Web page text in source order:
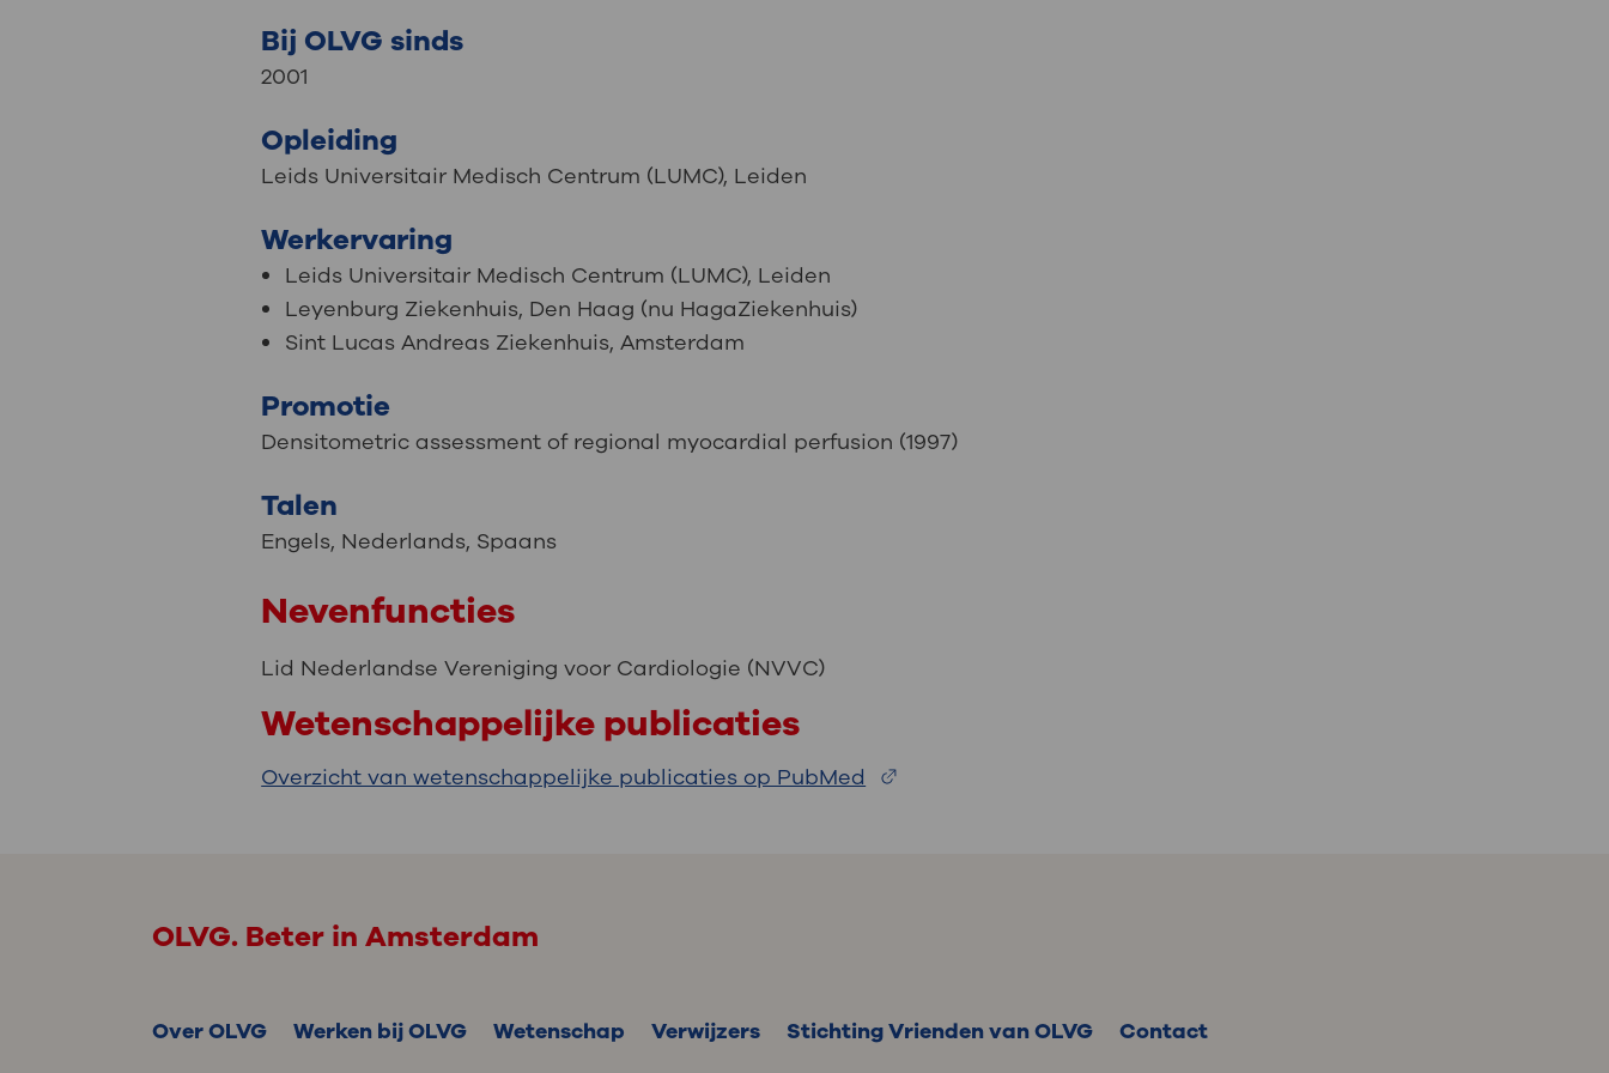
Bij OLVG sinds
2001
Opleiding
Leids Universitair Medisch Centrum (LUMC), Leiden
Werkervaring
Leids Universitair Medisch Centrum (LUMC), Leiden
Leyenburg Ziekenhuis, Den Haag (nu HagaZiekenhuis)
Sint Lucas Andreas Ziekenhuis, Amsterdam
Promotie
Densitometric assessment of regional myocardial perfusion (1997)
Talen
Engels, Nederlands, Spaans
Nevenfuncties
Lid Nederlandse Vereniging voor Cardiologie (NVVC)
Wetenschappelijke publicaties
Overzicht van wetenschappelijke publicaties op PubMed
OLVG. Beter in Amsterdam
Over OLVG Werken bij OLVG Wetenschap Verwijzers Stichting Vrienden van OLVG Contact